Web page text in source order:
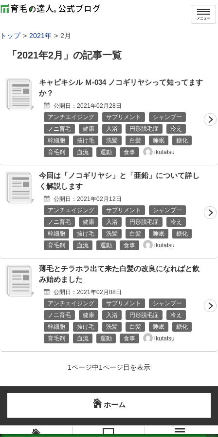
メニュー
トップ 2021年 2月
「 2021年2月 」の記事一覧
キャピキシル Ｍ-034 ノコギリヤシって知ってます
か？
公開日： 2021年02月28日
アンチエイジング
サプリメント
シャンプー
ノニ育毛
健康 入浴 円形脱毛症
冷え
幹細胞
抜け毛 洗髪 白髪 睡眠
糖化
育毛剤
血流 運動 食事 ikutatsu
今回は「ノコギリヤシ」と「亜鉛」について詳し
く解説します
公開日： 2021年02月12日
アンチエイジング
サプリメント
シャンプー
ノニ育毛
健康 入浴 円形脱毛症
冷え
幹細胞
抜け毛 洗髪 白髪 睡眠
糖化
育毛剤
血流 運動 食事 ikutatsu
薄毛とチラホラ出て来た白髪の改良になればと飲
み始めました
公開日： 2021年02月08日
アンチエイジング
サプリメント
シャンプー
ノニ育毛
健康 入浴 円形脱毛症
冷え
幹細胞
抜け毛 洗髪 白髪 睡眠
糖化
育毛剤
血流 運動 食事 ikutatsu
1ページ中1ページ目を表示
ホーム